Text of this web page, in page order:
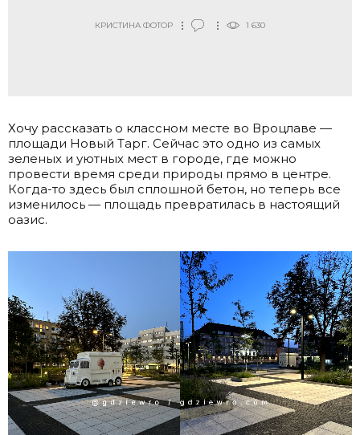
КРИСТИНА ФОТОР 1 630
Хочу рассказать о классном месте во Вроцлаве —
площади Новый Тарг. Сейчас это одно из самых
зеленых и уютных мест в городе, где можно
провести время среди природы прямо в центре.
Когда-то здесь был сплошной бетон, но теперь все
изменилось — площадь превратилась в настоящий
оазис.